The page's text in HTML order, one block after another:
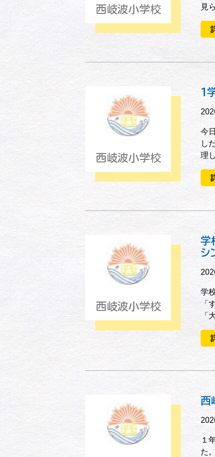
西岐波小学校
見
西岐波小学校
１
今
し
理
西岐波小学校
学
シ
学
「
「
西
１
た